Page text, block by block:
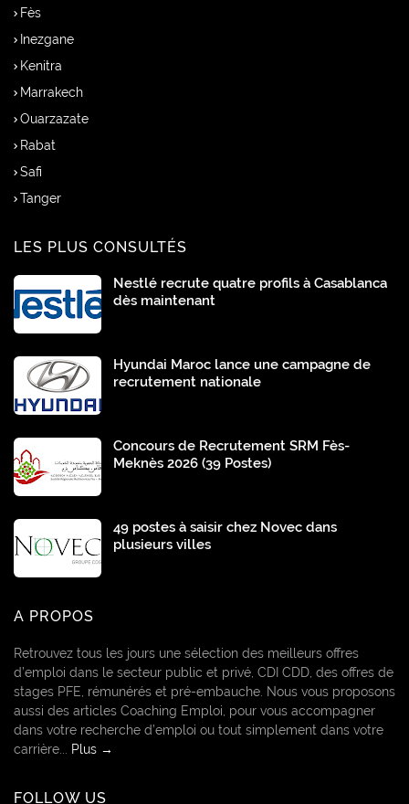
Fès
Inezgane
Kenitra
Marrakech
Ouarzazate
Rabat
Safi
Tanger
LES PLUS CONSULTÉS
Nestlé recrute quatre profils à Casablanca
dès maintenant
Hyundai Maroc lance une campagne de
recrutement nationale
Concours de Recrutement SRM Fès-
Meknès 2026 (39 Postes)
49 postes à saisir chez Novec dans
plusieurs villes
A PROPOS
Retrouvez tous les jours une sélection des meilleurs offres
d’emploi dans le secteur public et privé, CDI CDD, des offres de
stages PFE, rémunérés et pré-embauche. Nous vous proposons
aussi des articles Coaching Emploi, pour vous accompagner
dans votre recherche d’emploi ou tout simplement dans votre
carrière...
Plus →
FOLLOW US